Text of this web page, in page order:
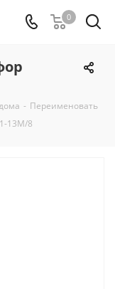
0
- Переименовать
13M/8